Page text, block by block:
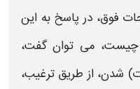
فوق، در پاسخ به این
چیست، می توان گفت،
شدن، از طریق ترغیب،